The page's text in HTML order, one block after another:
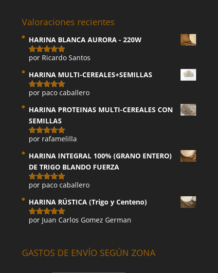
Valoraciones recientes
HARINA BLANCA AURORA - 220W
Valorado
por Ricardo Santos
HARINA MULTI-CEREALES+SEMILLAS
Valorado
por paco caballero
HARINA PROTEINAS MULTI-CEREALES CON
SEMILLAS
Valorado
por rafamelilla
HARINA INTEGRAL 100% (GRANO ENTERO)
DE TRIGO BLANDO FUERZA
Valorado
por paco caballero
HARINA RÚSTICA (Trigo y Centeno)
Valorado
por Juan Carlos Gomez German
GASTOS DE ENVÍO SEGÚN ZONA